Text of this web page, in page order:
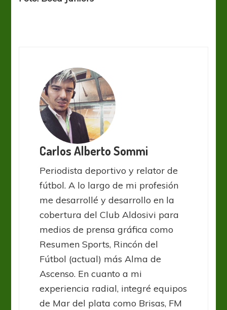
Carlos Alberto Sommi
Periodista deportivo y relator de
fútbol. A lo largo de mi profesión
me desarrollé y desarrollo en la
cobertura del Club Aldosivi para
medios de prensa gráfica como
Resumen Sports, Rincón del
Fútbol (actual) más Alma de
Ascenso. En cuanto a mi
experiencia radial, integré equipos
de Mar del plata como Brisas, FM